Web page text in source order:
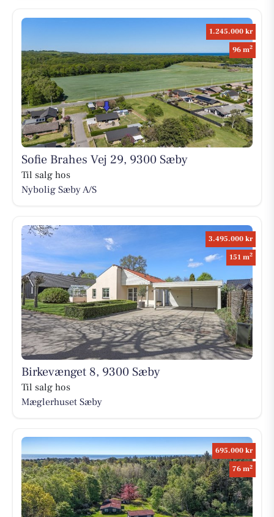
1.245.000 kr
96 m2
Sofie Brahes Vej 29, 9300 Sæby
Til salg hos
Nybolig Sæby A/S
3.495.000 kr
151 m2
Birkevænget 8, 9300 Sæby
Til salg hos
Mæglerhuset Sæby
695.000 kr
76 m2